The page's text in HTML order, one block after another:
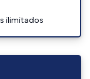
ilimitados